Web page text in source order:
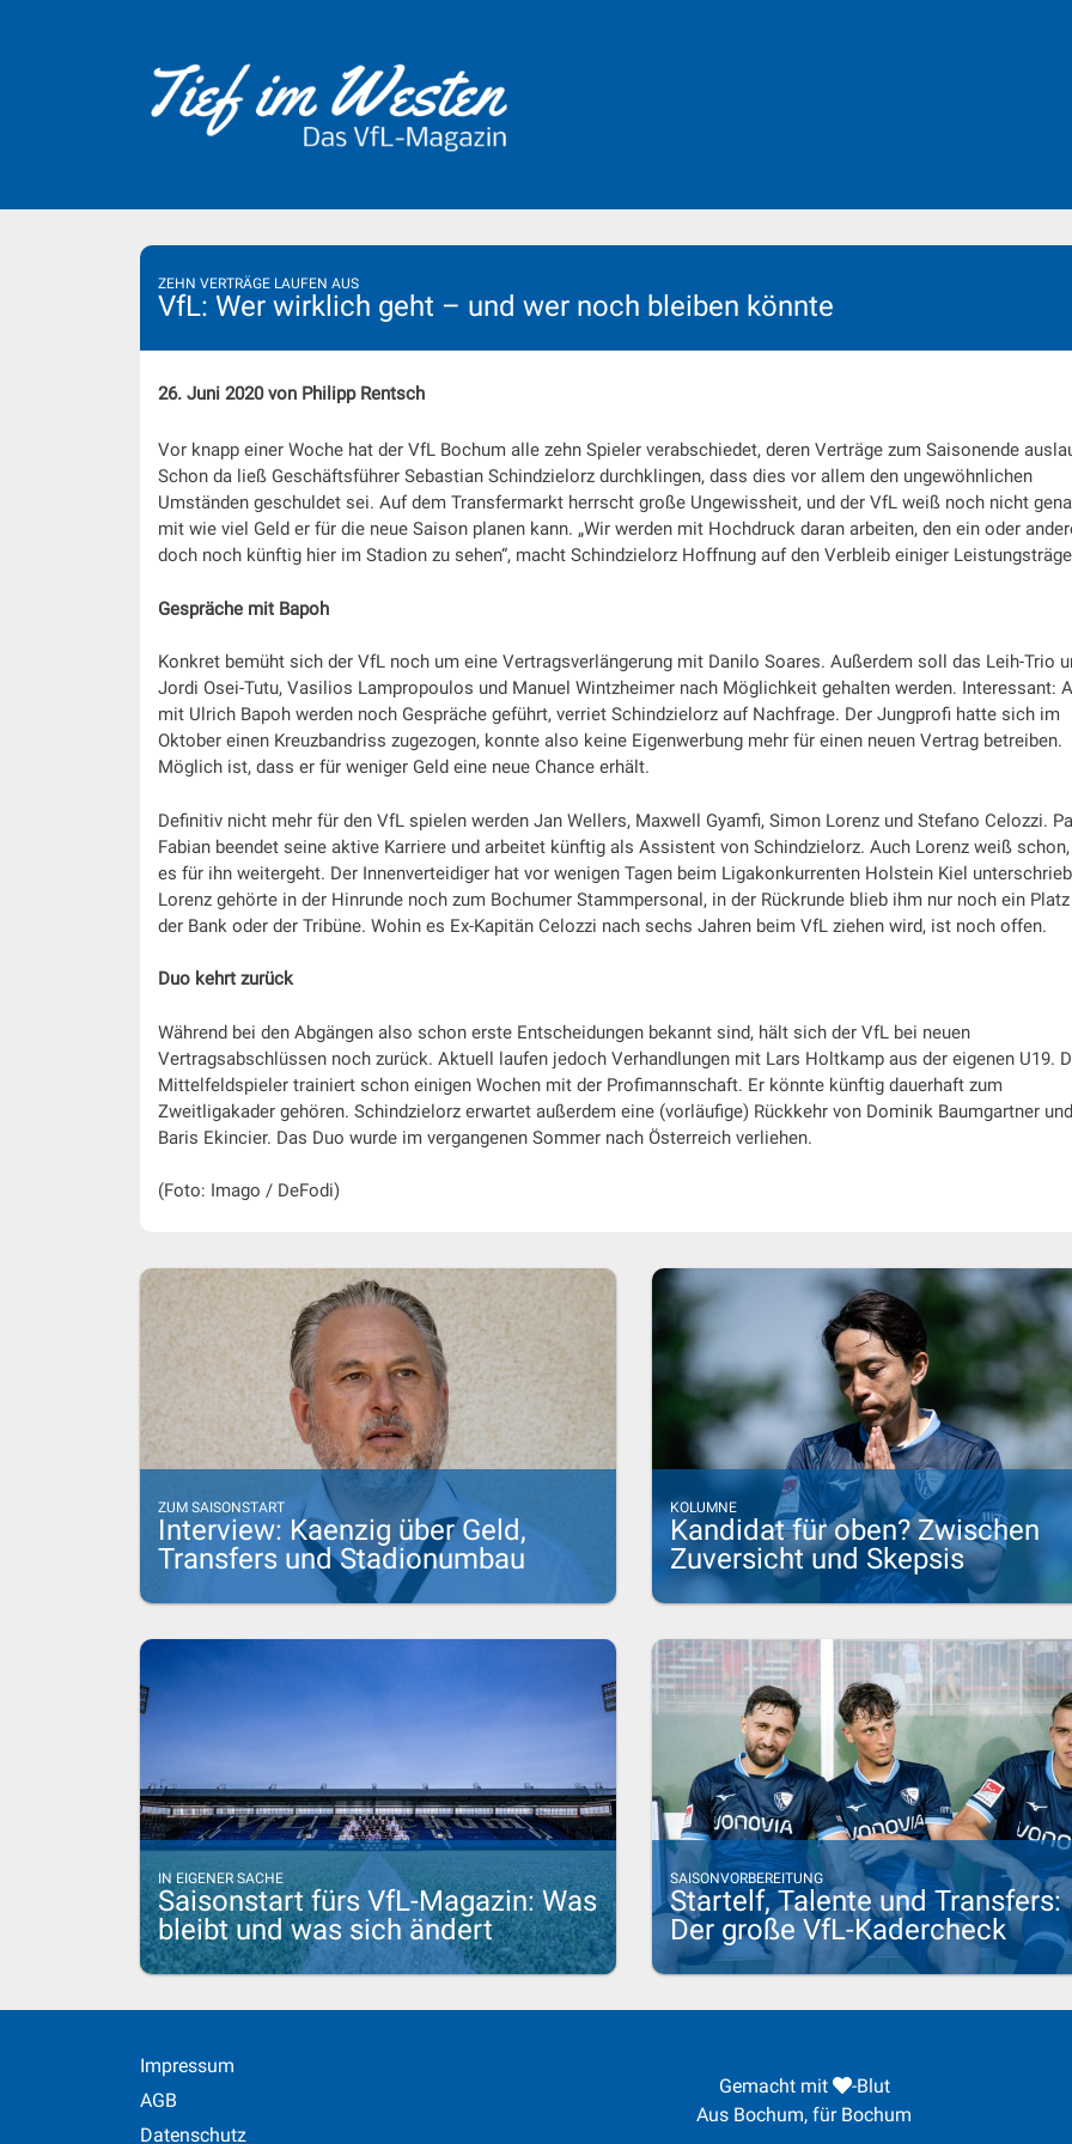
ZEHN VERTRÄGE LAUFEN AUS
VfL: Wer wirklich geht – und wer noch bleiben könnte
26. Juni 2020 von Philipp Rentsch
Vor knapp einer Woche hat der VfL Bochum alle zehn Spieler verabschiedet, deren Verträge zum Saisonende
Schon da ließ Geschäftsführer Sebastian Schindzielorz durchklingen, dass dies vor allem den ungewöhnlichen
Umständen geschuldet sei. Auf dem Transfermarkt herrscht große Ungewissheit, und der VfL weiß noch nicht
mit wie viel Geld er für die neue Saison planen kann. „Wir werden mit Hochdruck daran arbeiten, den ein oder
doch noch künftig hier im Stadion zu sehen“, macht Schindzielorz Hoffnung auf den Verbleib einiger
Gespräche mit Bapoh
Konkret bemüht sich der VfL noch um eine Vertragsverlängerung mit Danilo Soares. Außerdem soll das Leih-Trio
Jordi Osei-Tutu, Vasilios Lampropoulos und Manuel Wintzheimer nach Möglichkeit gehalten werden. Interessant:
mit Ulrich Bapoh werden noch Gespräche geführt, verriet Schindzielorz auf Nachfrage. Der Jungprofi hatte sich im
Oktober einen Kreuzbandriss zugezogen, konnte also keine Eigenwerbung mehr für einen neuen Vertrag betreiben.
Möglich ist, dass er für weniger Geld eine neue Chance erhält.
Definitiv nicht mehr für den VfL spielen werden Jan Wellers, Maxwell Gyamfi, Simon Lorenz und Stefano Celozzi.
Fabian beendet seine aktive Karriere und arbeitet künftig als Assistent von Schindzielorz. Auch Lorenz weiß
es für ihn weitergeht. Der Innenverteidiger hat vor wenigen Tagen beim Ligakonkurrenten Holstein Kiel
Lorenz gehörte in der Hinrunde noch zum Bochumer Stammpersonal, in der Rückrunde blieb ihm nur noch ein
der Bank oder der Tribüne. Wohin es Ex-Kapitän Celozzi nach sechs Jahren beim VfL ziehen wird, ist noch offen.
Duo kehrt zurück
Während bei den Abgängen also schon erste Entscheidungen bekannt sind, hält sich der VfL bei neuen
Vertragsabschlüssen noch zurück. Aktuell laufen jedoch Verhandlungen mit Lars Holtkamp aus der eigenen U19.
Mittelfeldspieler trainiert schon einigen Wochen mit der Profimannschaft. Er könnte künftig dauerhaft zum
Zweitligakader gehören. Schindzielorz erwartet außerdem eine (vorläufige) Rückkehr von Dominik Baumgartner und
Baris Ekincier. Das Duo wurde im vergangenen Sommer nach Österreich verliehen.
(Foto: Imago / DeFodi)
ZUM SAISONSTART
Interview: Kaenzig über Geld,
Transfers und Stadionumbau
KOLUMNE
Kandidat für oben? Zwischen
Zuversicht und Skepsis
IN EIGENER SACHE
Saisonstart fürs VfL-Magazin: Was
bleibt und was sich ändert
SAISONVORBEREITUNG
Startelf, Talente und Transfers:
Der große VfL-Kadercheck
Impressum
AGB
Datenschutz
Gemacht mit
-Blut
Aus Bochum, für Bochum